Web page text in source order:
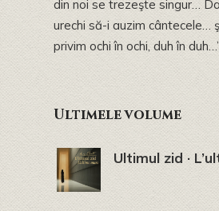
din noi se trezeşte singur…
urechi să-i auzim cântecele…
privim ochi în ochi, duh în
Ultimele volume
Ultimul zid ·